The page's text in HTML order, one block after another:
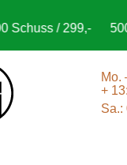
/ 299,- 500
Mo.
+
Sa.: